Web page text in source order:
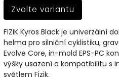
Zvolte variantu
FIZIK Kyros Black je univerzální
helma pro silniční cyklistiku,
Evolve Core, in-mold EPS-PC
výšky usazení a kompatibilitu s
světlem Fizik.